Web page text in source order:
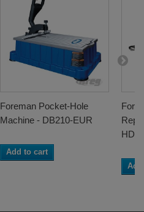
Foreman Pocket-Hole
Machine - DB210-EUR
Add to cart
HDB